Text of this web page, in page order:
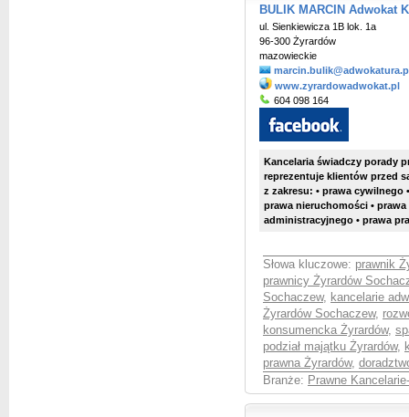
BULIK MARCIN Adwokat
ul. Sienkiewicza 1B lok. 1a
96-300 Żyrardów
mazowieckie
www.zyrardowadwokat.pl
604 098 164
Kancelaria świadczy porady
reprezentuje klientów przed
z zakresu: • prawa cywilnego
prawa nieruchomości •
administracyjnego • prawa
Słowa kluczowe: prawnik
prawnicy Żyrardów
Sochaczew, kancelarie
Żyrardów Sochaczew,
konsumencka Żyrardów,
podział majątku Żyrardów,
prawna Żyrardów,
Branże: Prawne